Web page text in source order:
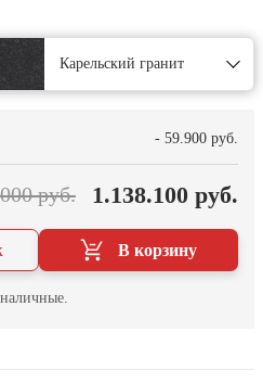
Карельский гранит
- 59.900 руб.
руб. 1.138.100 руб.
В корзину